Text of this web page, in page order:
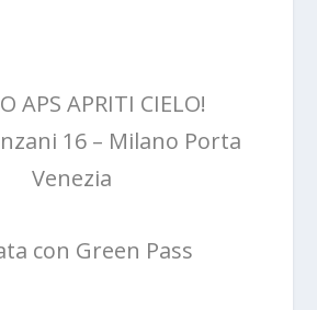
APS APRITI CIELO!
16 – Milano Porta
Venezia
con Green Pass